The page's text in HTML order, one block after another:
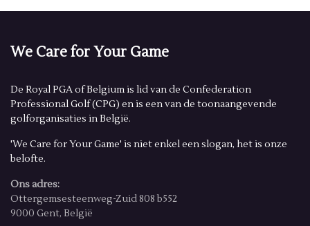
We Care for Your Game
De Royal PGA of Belgium is lid van de Confederation
Professional Golf (CPG) en is een van de toonaangevende
golforganisaties in België.
'We Care for Your Game' is niet enkel een slogan, het is onze
belofte.
Ons adres:
Ottergemsesteenweg-Zuid 808 b552
9000 Gent, België